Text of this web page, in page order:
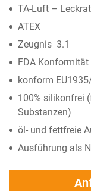
TA-Luft –
ATEX
Zeugnis 3.1
FDA Konformität
konform
100% silikonfrei
Substanzen)
öl- und fettfreie
Ausführung als